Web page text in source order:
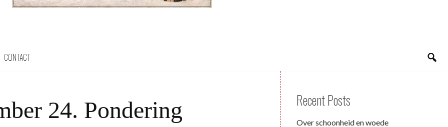
CONTACT
24. Pondering
Recent Posts
Over schoonheid en woede